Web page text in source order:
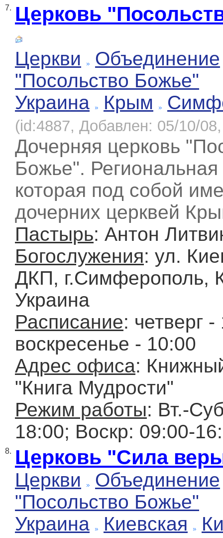
7. Церковь
Церкви
Объединение
"Посольство Божье"
Украина
Крым
(id:4887, Добавлен: 05/10/
Дочерняя церковь
Божье". Региональная
которая под собой
дочерних церквей
Пастырь: Антон
Богослужения: ул.
ДКП, г.Симферополь,
Украина
Расписание: четверг
воскресенье - 10:00
Адрес офиса:
"Книга Мудрости"
Режим работы: Вт.-
18:00; Воскр: 09:00-
8. Церковь "Сила
Церкви
Объединение
"Посольство Божье"
Украина
Киевская